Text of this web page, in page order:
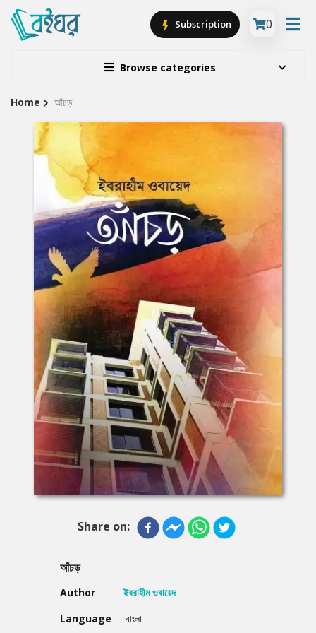
Browse categories
Subscription 0
Site
Breadcrumb
Home আঁচড়
Share on:
আঁচড়
Author
ইবরাহীম ওবায়েদ
Language
বাংলা